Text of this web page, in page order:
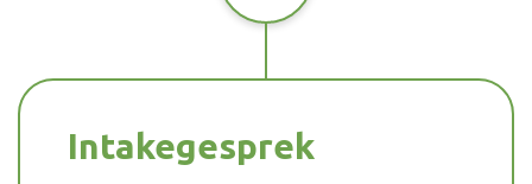
Intakegesprek